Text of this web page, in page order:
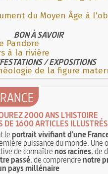
du Moyen Âge à
BON À SAVOIR
Pandore
à la rivière
/ EXPOSITIONS
de la figure
2000 ANS L'HISTOIRE
DE 1600 ARTICLES ILLUSTRÉS
leportrait vivifiant d'une
puissance du monde. Une
de connaîtrenos racines, de
passé, de comprendrenotre
pays millénaire